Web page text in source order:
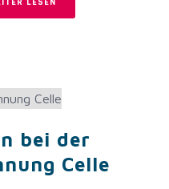
bei der
Celle